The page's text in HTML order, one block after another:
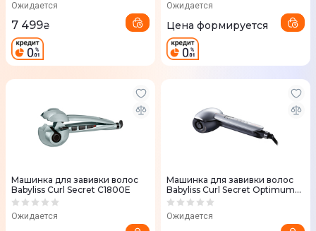
Ожидается
7 499₴
Ожидается
Цена формируется
Машинка для завивки волос
Babyliss Curl Secret С1800E
Ожидается
Машинка для завивки волос
Babyliss Curl Secret Optimum
C1600E
Ожидается